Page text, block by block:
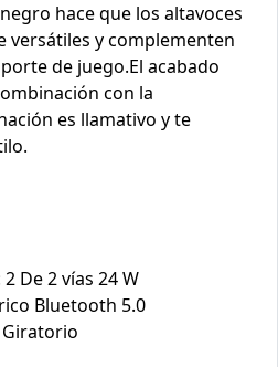
hace que los altavoces
versátiles y complementen
de juego.El acabado
con la
es llamativo y te
De 2 vías 24 W
Bluetooth 5.0